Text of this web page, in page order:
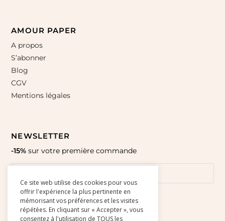
AMOUR PAPER
A propos
S’abonner
Blog
CGV
Mentions légales
NEWSLETTER
-15% sur votre première commande
Ce site web utilise des cookies pour vous
offrir l'expérience la plus pertinente en
mémorisant vos préférences et les visites
répétées. En cliquant sur « Accepter », vous
consentez à l'utilisation de TOUS les